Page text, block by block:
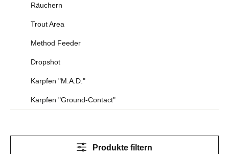
Räuchern
Trout Area
Method Feeder
Dropshot
Karpfen "M.A.D."
Karpfen "Ground-Contact"
Produkte filtern